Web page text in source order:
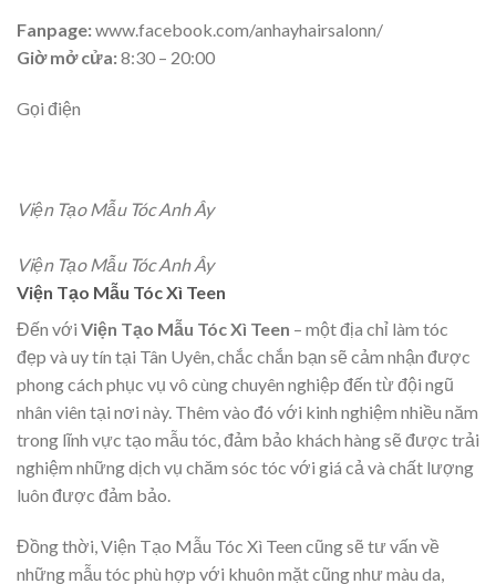
Fanpage:www.facebook.com/anhayhairsalonn/
Giờ mở cửa:8:30 – 20:00
Gọi điện
Viện Tạo Mẫu Tóc Anh Ây
Viện Tạo Mẫu Tóc Anh Ây
Viện Tạo Mẫu Tóc Xì Teen
Đến với Viện Tạo Mẫu Tóc Xì Teen – một địa chỉ làm tóc
đẹp và uy tín tại Tân Uyên, chắc chắn bạn sẽ cảm nhận được
phong cách phục vụ vô cùng chuyên nghiệp đến từ đội ngũ
nhân viên tại nơi này. Thêm vào đó với kinh nghiệm nhiều năm
trong lĩnh vực tạo mẫu tóc, đảm bảo khách hàng sẽ được trải
nghiệm những dịch vụ chăm sóc tóc với giá cả và chất lượng
luôn được đảm bảo.
Đồng thời, Viện Tạo Mẫu Tóc Xì Teen cũng sẽ tư vấn về
những mẫu tóc phù hợp với khuôn mặt cũng như màu da,